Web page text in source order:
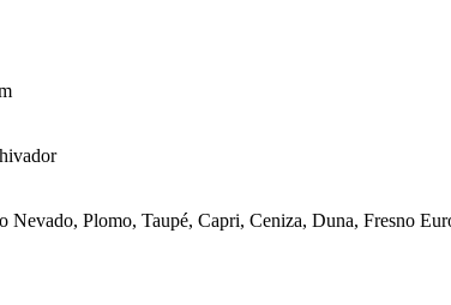
Plomo, Taupé, Capri, Ceniza, Duna, Fresno